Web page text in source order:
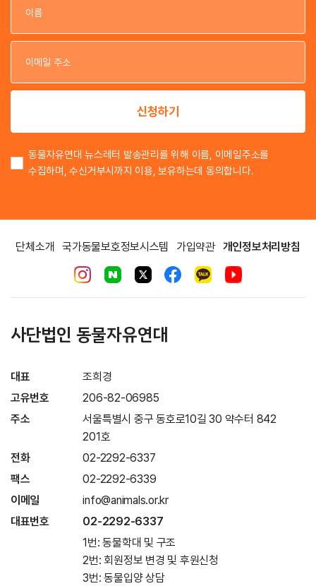
이
이
신청하기
동물자유연대 뉴스레터 발송관리를 위해 이름, 이메일주소를
수집하며, 수신거부시까지 이용, 보유하는데 동의합니다.
단체소개 국가동물보호정보시스템 가입약관 개인정보처리방침
사단법인 동물자유연대
대표
조희경
고유번호
206-82-06985
주소
서울특별시 중구 동호로10길 30 약수터 842
201호
전화
02-2292-6337
팩스
02-2292-6339
이메일
info@animals.or.kr
대표번호
02-2292-6337
1번: 동물학대 및 구조
2번: 회원정보 변경 및 후원신청
3번: 동물입양 상담